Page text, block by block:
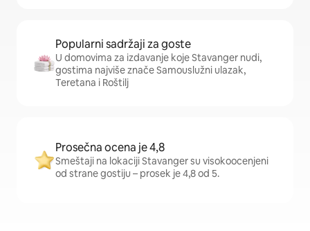
Popularni sadržaji za goste
U domovima za izdavanje koje Stavanger nudi,
gostima najviše znače Samouslužni ulazak,
Teretana i Roštilj
Prosečna ocena je 4,8
Smeštaji na lokaciji Stavanger su visokoocenjeni
od strane gostiju – prosek je 4,8 od 5.